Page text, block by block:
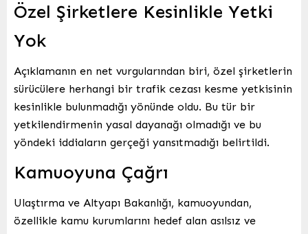
Özel Şirketlere Kesinlikle Yetki
Yok
Açıklamanın en net vurgularından biri, özel şirketlerin
sürücülere herhangi bir trafik cezası kesme yetkisinin
kesinlikle bulunmadığı yönünde oldu. Bu tür bir
yetkilendirmenin yasal dayanağı olmadığı ve bu
yöndeki iddiaların gerçeği yansıtmadığı belirtildi.
Kamuoyuna Çağrı
Ulaştırma ve Altyapı Bakanlığı, kamuoyundan,
özellikle kamu kurumlarını hedef alan asılsız ve